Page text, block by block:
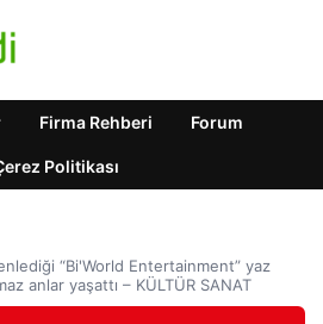
Firma Rehberi Forum
Politikası
“Bi'World Entertainment” yaz
anlar yaşattı – KÜLTÜR SANAT